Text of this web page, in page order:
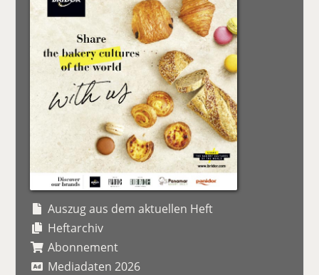
Auszug aus dem aktuellen Heft
Heftarchiv
Abonnement
Mediadaten 2026